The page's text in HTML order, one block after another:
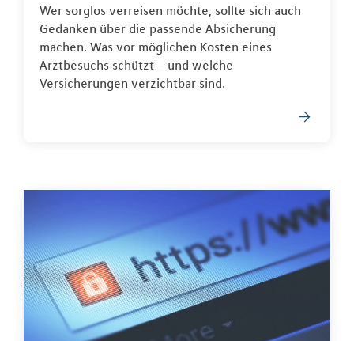
Wer sorglos verreisen möchte, sollte sich auch
Gedanken über die passende Absicherung
machen. Was vor möglichen Kosten eines
Arztbesuchs schützt – und welche
Versicherungen verzichtbar sind.